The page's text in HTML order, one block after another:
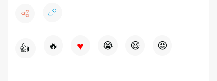
👍 🔥 ♥ 😭 😆 😡